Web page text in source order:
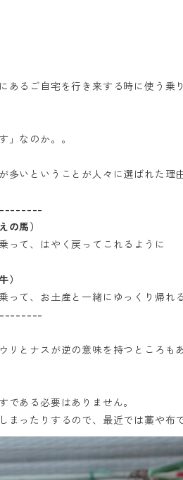
あるご自宅を行き来する時に使う乗
」なのか。。
多いということが人々に選ばれた理
馬）
って、はやく戻ってこれるように
）
って、お土産と一緒にゆっくり帰れ
とナスが逆の意味を持つところも
である必要はありません。
まったりするので、最近では藁や布